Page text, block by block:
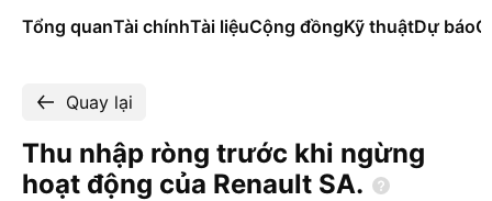
Tổng quanTài chínhTài liệuCộng đồngKỹ thuậtDự báo
Quay lại
Thu nhập ròng trước khi ngừng
hoạt động của Renault SA.